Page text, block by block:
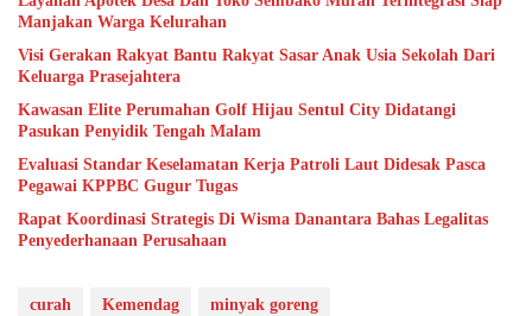
Manjakan Warga Kelurahan
Visi Gerakan Rakyat Bantu Rakyat Sasar Anak Usia Sekolah Dari
Keluarga Prasejahtera
Kawasan Elite Perumahan Golf Hijau Sentul City Didatangi
Pasukan Penyidik Tengah Malam
Evaluasi Standar Keselamatan Kerja Patroli Laut Didesak Pasca
Pegawai KPPBC Gugur Tugas
Rapat Koordinasi Strategis Di Wisma Danantara Bahas Legalitas
Penyederhanaan Perusahaan
curah Kemendag minyak goreng